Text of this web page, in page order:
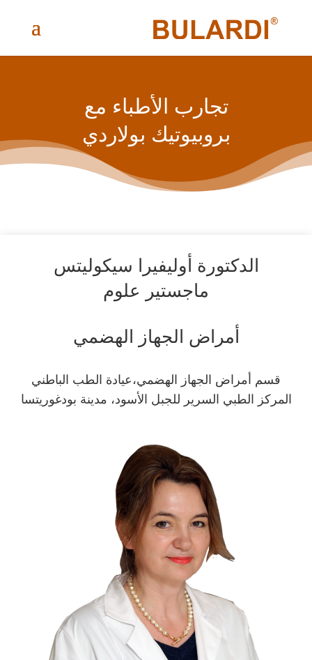
تجارب الأطباء مع
بروبيوتيك بولاردي
الدكتورة أوليفيرا سيكوليتس
ماجستير علوم
أمراض الجهاز الهضمي
قسم أمراض الجهاز الهضمي،عيادة الطب الباطني
المركز الطبي السرير للجبل الأسود، مدينة بودغوريتسا